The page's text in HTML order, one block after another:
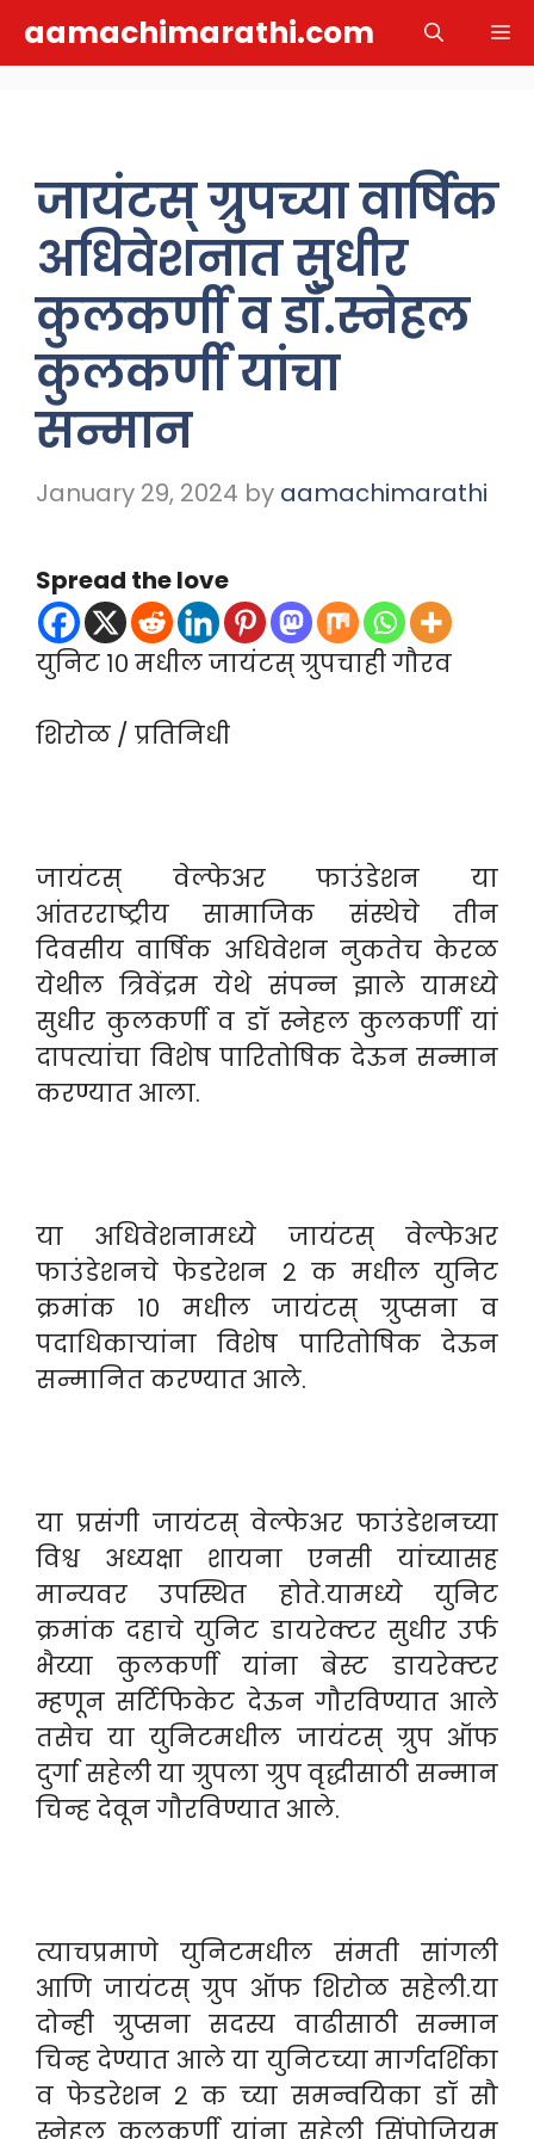
aamachimarathi.com
जायंटस् ग्रुपच्या वार्षिक
अधिवेशनात सुधीर
कुलकर्णी व डॉ.स्नेहल
कुलकर्णी यांचा
सन्मान
January 29, 2024 by aamachimarathi
Spread the love
युनिट १० मधील जायंटस् ग्रुपचाही गौरव
शिरोळ / प्रतिनिधी
जायंटस् वेल्फेअर फाउंडेशन या
आंतरराष्ट्रीय सामाजिक संस्थेचे तीन
दिवसीय वार्षिक अधिवेशन नुकतेच केरळ
येथील त्रिवेंद्रम येथे संपन्न झाले यामध्ये
सुधीर कुलकर्णी व डॉ स्नेहल कुलकर्णी यां
दापत्यांचा विशेष पारितोषिक देऊन सन्मान
करण्यात आला.
या अधिवेशनामध्ये जायंटस् वेल्फेअर
फाउंडेशनचे फेडरेशन २ क मधील युनिट
क्रमांक १० मधील जायंटस् ग्रुप्सना व
पदाधिकाऱ्यांना विशेष पारितोषिक देऊन
सन्मानित करण्यात आले.
या प्रसंगी जायंटस् वेल्फेअर फाउंडेशनच्या
विश्व अध्यक्षा शायना एनसी यांच्यासह
मान्यवर उपस्थित होते.यामध्ये युनिट
क्रमांक दहाचे युनिट डायरेक्टर सुधीर उर्फ
भैय्या कुलकर्णी यांना बेस्ट डायरेक्टर
म्हणून सर्टिफिकेट देऊन गौरविण्यात आले
तसेच या युनिटमधील जायंटस् ग्रुप ऑफ
दुर्गा सहेली या ग्रुपला ग्रुप वृद्धीसाठी सन्मान
चिन्ह देवून गौरविण्यात आले.
त्याचप्रमाणे युनिटमधील संमती सांगली
आणि जायंटस् ग्रुप ऑफ शिरोळ सहेली.या
दोन्ही ग्रुप्सना सदस्य वाढीसाठी सन्मान
चिन्ह देण्यात आले या युनिटच्या मार्गदर्शिका
व फेडरेशन २ क च्या समन्वयिका डॉ सौ
स्नेहल कुलकर्णी यांना सहेली सिंपोजियम